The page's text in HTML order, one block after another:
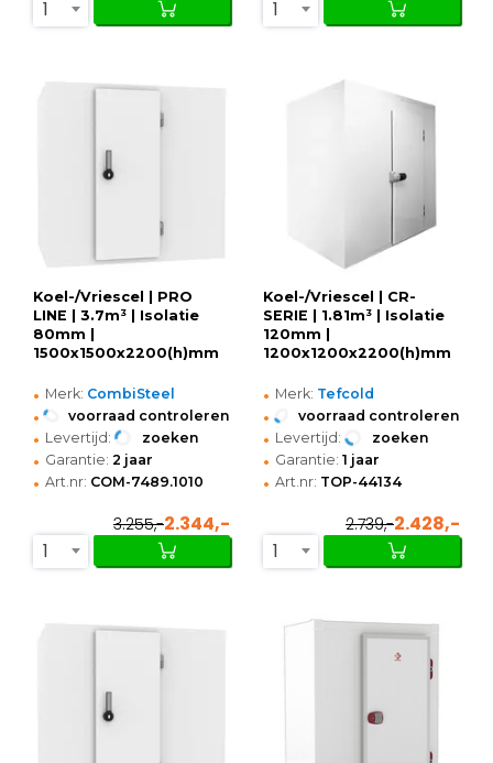
1
1
Koel-/Vriescel | PRO
LINE | 3.7m³ | Isolatie
80mm |
1500x1500x2200(h)mm
• Merk: CombiSteel
• voorraad controleren
• Levertijd: zoeken
• Garantie: 2 jaar
• Art.nr: COM-7489.1010
3.255,-2.344,-
1
Koel-/Vriescel | CR-
SERIE | 1.81m³ | Isolatie
120mm |
1200x1200x2200(h)mm
• Merk: Tefcold
• voorraad controleren
• Levertijd: zoeken
• Garantie: 1 jaar
• Art.nr: TOP-44134
2.739,-2.428,-
1